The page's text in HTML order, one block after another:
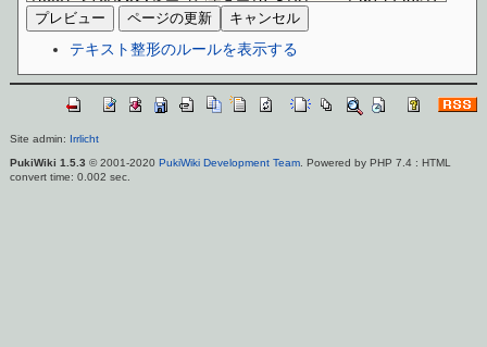
テキスト整形のルールを表示する
Site admin: Irrlicht
PukiWiki 1.5.3 © 2001-2020 PukiWiki Development Team. Powered by PHP 7.4 : HTML
convert time: 0.002 sec.